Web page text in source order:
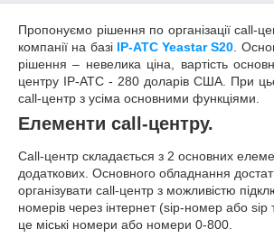
Пропонуємо рішення по організації call-
компанії на базі IP-АТС Yeastar S20 .
рішення – невелика ціна, вартість
центру IP-АТС - 280 доларів США. При
call-центр з усіма основними функціями.
Елементи call-центру.
Call-центр складається з 2 основних
додаткових. Основного обладнання
організувати call-центр з можливістю
номерів через інтернет (sip-номер або sip
це міські номери або номери 0-800.